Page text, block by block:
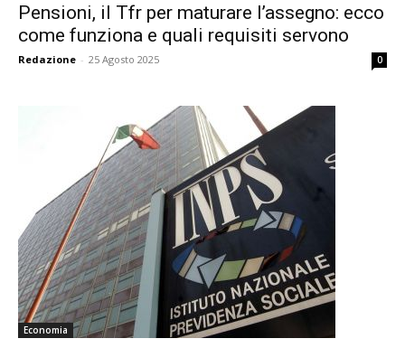
Pensioni, il Tfr per maturare l’assegno: ecco
come funziona e quali requisiti servono
Redazione - 25 Agosto 2025 0
Economia